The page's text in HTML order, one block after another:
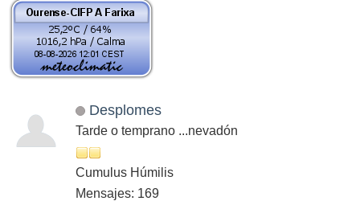
Desplomes
Tarde o temprano ...nevadón
Cumulus Húmilis
Mensajes: 169